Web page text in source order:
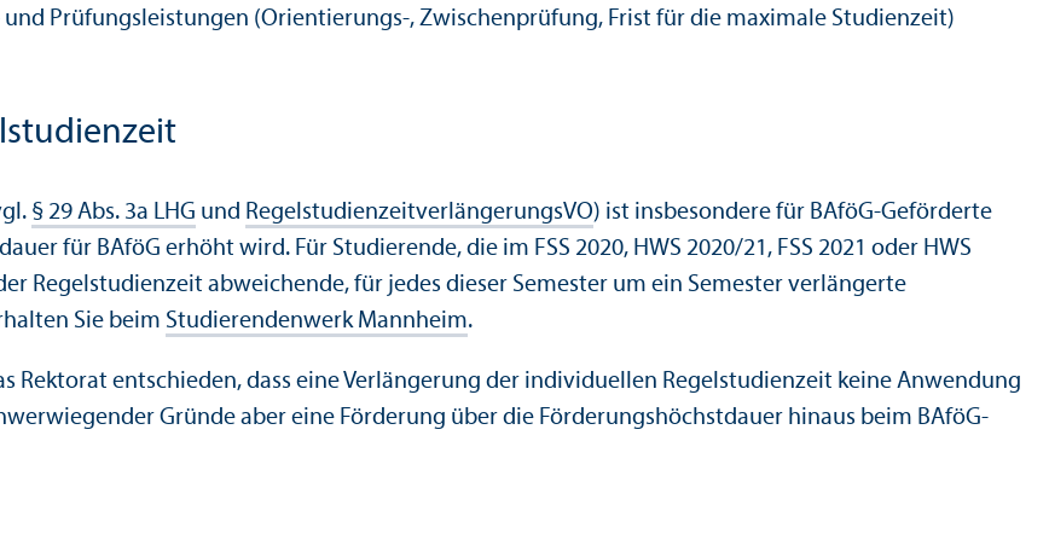
Prüfungs­leistungen (Orientierungs-­, Zwischen­prüfung, Frist für die maximale Studien­zeit)
§ 29 Abs. 3a LHG und Regel­studien­zeitverlängerungsVO) ist insbesondere für BAföG-Geförderte
für BAföG erhöht wird. Für Studierende, die im FSS 2020, HWS 2020/21, FSS 2021 oder HWS
Regel­studien­zeit abweichende, für jedes dieser Semester um ein Semester verlängerte
Sie beim Studierenden­werk Mannheim.
Rektorat entschieden, dass eine Verlängerung der individuellen Regel­studien­zeit keine Anwendung
Gründe aber eine Förderung über die Förderungs­höchstdauer hinaus beim BAföG-